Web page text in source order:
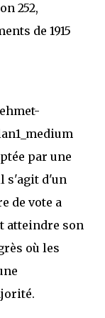
252,
de 1915
par une
s'agit d'un
de vote a
atteindre son
où les